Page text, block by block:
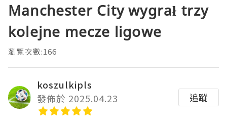
Manchester City wygrał trzy
kolejne mecze ligowe
瀏覽次數:166
koszulkipls
發佈於 2025.04.23
追蹤